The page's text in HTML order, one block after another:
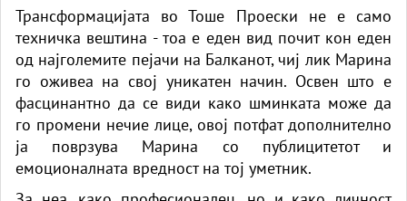
Трансформацијата во Тоше Проески не е само
техничка вештина - тоа е еден вид почит кон еден
од најголемите пејачи на Балканот, чиј лик Марина
го оживеа на свој уникатен начин. Освен што е
фасцинантно да се види како шминката може да
го промени нечие лице, овој потфат дополнително
ја поврзува Марина со публицитетот и
емоционалната вредност на тој уметник.